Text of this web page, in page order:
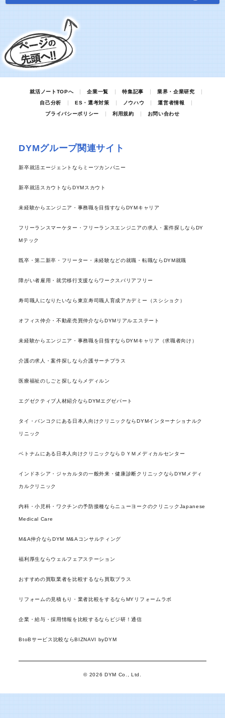
就活ノートTOPへ 企業一覧 特集記事
業界・企業研究
自己分析
ES・選考対策 ノウハウ
運営者情報
プライバシーポリシー
利用規約 お問い合わせ
DYMグループ関連サイト
新卒就活エージェントならミーツカンパニー
新卒就活スカウトならDYMスカウト
未経験からエンジニア・事務職を目指すならDYMキャリア
フリーランスマーケター・フリーランスエンジニアの求人・案件探しならDY
Mテック
既卒・第二新卒・フリーター・未経験などの就職・転職ならDYM就職
障がい者雇用・就労移行支援ならワークスバリアフリー
寿司職人になりたいなら東京寿司職人育成アカデミー（スシショク）
オフィス仲介・不動産売買仲介ならDYMリアルエステート
未経験からエンジニア・事務職を目指すならDYMキャリア（求職者向け）
介護の求人・案件探しなら介護サーチプラス
医療福祉のしごと探しならメディルン
エグゼクティブ人材紹介ならDYMエグゼパート
タイ・バンコクにある日本人向けクリニックならDYMインターナショナルク
リニック
ベトナムにある日本人向けクリニックならＤＹＭメディカルセンター
インドネシア・ジャカルタの一般外来・健康診断クリニックならDYMメディ
カルクリニック
内科・小児科・ワクチンの予防接種ならニューヨークのクリニックJapanese
Medical Care
M&A仲介ならDYM M&Aコンサルティング
福利厚生ならウェルフェアステーション
おすすめの買取業者を比較するなら買取プラス
リフォームの見積もり・業者比較をするならMYリフォームラボ
企業・給与・採用情報を比較するならビジ研！通信
BtoBサービス比較ならBIZNAVI byDYM
© 2026 DYM Co., Ltd.